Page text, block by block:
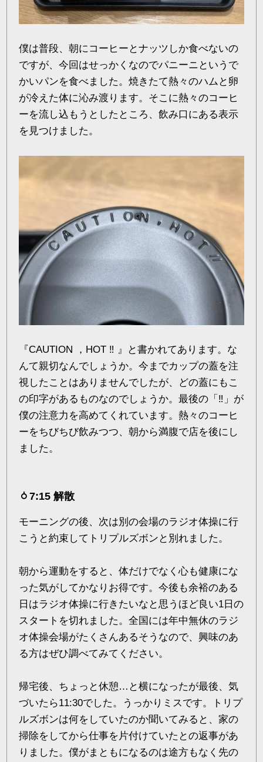
僕は普段、朝にコーヒーとナッツしか食べないの
ですが、今回はせっかくなのでパニーニというで
かいパンを食べました。焼きたて熱々のハムと卵
が冷えた体に沁み渡ります。そこに熱々のコーヒ
ーを流し込もうとしたところ、飲み口にある表示
を見つけました。
『CAUTION ，HOT ‼︎ 』と書かれてあります。な
んて親切なんでしょうか。今までカップの蓋を注
視したことはありませんでしたが、どの蓋にもこ
の印字があるものなのでしょうか。最後の「‼︎」が
僕の注意力を高めてくれています。熱々のコーヒ
ーをちびちび飲みつつ、朝から満腹で店を後にし
ました。
7:15 解散
モーニングの後、次は別の会場のラジオ体操に行
こうと約束してトリプルズボンと別れました。
朝から運動をすると、体だけでなく心も健康にな
った気がしてかなりお得です。今後も余裕のある
日はラジオ体操に行きたいなと思うほど良い1日の
スタートを切れました。全国には年中無休のラジ
オ体操会場がたくさんあるそうなので、興味のあ
る方はぜひ調べてみてください。
帰宅後、ちょっと休憩…と横になったが最後、気
づいたら11:30でした。うっかりミスです。トリプ
ルズボンは何をしていたのか聞いてみると、家の
掃除をしてから仕事を片付けていたとの返事があ
りました。僕がまともになるのは途方もなく先の